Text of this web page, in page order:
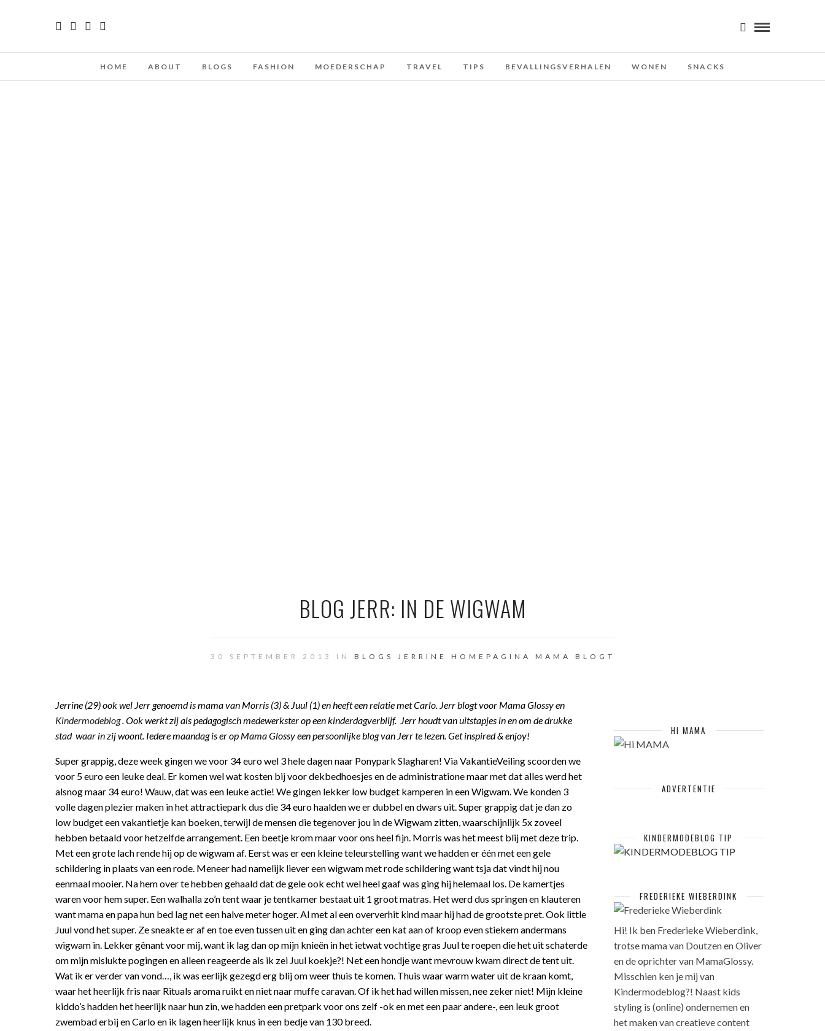
HOME ABOUT BLOGS FASHION MOEDERSCHAP TRAVEL TIPS BEVALLINGSVERHALEN WONEN SNACKS
BLOG JERR: IN DE WIGWAM
30 SEPTEMBER 2013 IN BLOGS JERRINE HOMEPAGINA MAMA BLOGT
Jerrine (29) ook wel Jerr genoemd is mama van Morris (3) & Juul (1) en heeft een relatie met Carlo. Jerr blogt voor Mama Glossy en
Kindermodeblog. Ook werkt zij als pedagogisch medewerkster op een kinderdagverblijf. Jerr houdt van uitstapjes in en om de drukke
stad waar in zij woont. Iedere maandag is er op Mama Glossy een persoonlijke blog van Jerr te lezen. Get inspired & enjoy!
Super grappig, deze week gingen we voor 34 euro wel 3 hele dagen naar Ponypark Slagharen! Via VakantieVeiling scoorden we
voor 5 euro een leuke deal. Er komen wel wat kosten bij voor dekbedhoesjes en de administratione maar met dat alles werd het
alsnog maar 34 euro! Wauw, dat was een leuke actie! We gingen lekker low budget kamperen in een Wigwam. We konden 3
volle dagen plezier maken in het attractiepark dus die 34 euro haalden we er dubbel en dwars uit. Super grappig dat je dan zo
low budget een vakantietje kan boeken, terwijl de mensen die tegenover jou in de Wigwam zitten, waarschijnlijk 5x zoveel
hebben betaald voor hetzelfde arrangement. Een beetje krom maar voor ons heel fijn. Morris was het meest blij met deze trip.
Met een grote lach rende hij op de wigwam af. Eerst was er een kleine teleurstelling want we hadden er één met een gele
schildering in plaats van een rode. Meneer had namelijk liever een wigwam met rode schildering want tsja dat vindt hij nou
eenmaal mooier. Na hem over te hebben gehaald dat de gele ook echt wel heel gaaf was ging hij helemaal los. De kamertjes
waren voor hem super. Een walhalla zo’n tent waar je tentkamer bestaat uit 1 groot matras. Het werd dus springen en klauteren
want mama en papa hun bed lag net een halve meter hoger. Al met al een oververhit kind maar hij had de grootste pret. Ook little
Juul vond het super. Ze sneakte er af en toe even tussen uit en ging dan achter een kat aan of kroop even stiekem andermans
wigwam in. Lekker gênant voor mij, want ik lag dan op mijn knieën in het ietwat vochtige gras Juul te roepen die het uit schaterde
om mijn mislukte pogingen en alleen reageerde als ik zei Juul koekje?! Net een hondje want mevrouw kwam direct de tent uit.
Wat ik er verder van vond…, ik was eerlijk gezegd erg blij om weer thuis te komen. Thuis waar warm water uit de kraan komt,
waar het heerlijk fris naar Rituals aroma ruikt en niet naar muffe caravan. Of ik het had willen missen, nee zeker niet! Mijn kleine
kiddo’s hadden het heerlijk naar hun zin, we hadden een pretpark voor ons zelf -ok en met een paar andere-, een leuk groot
zwembad erbij en Carlo en ik lagen heerlijk knus in een bedje van 130 breed.
HI MAMA
ADVERTENTIE
KINDERMODEBLOG TIP
FREDERIEKE WIEBERDINK
Hi! Ik ben Frederieke Wieberdink,
trotse mama van Doutzen en Oliver
en de oprichter van MamaGlossy.
Misschien ken je mij van
Kindermodeblog?! Naast kids
styling is (online) ondernemen en
het maken van creatieve content